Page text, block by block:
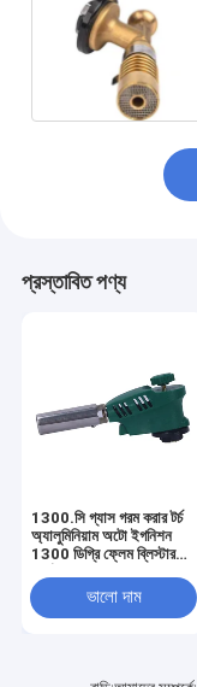
প্রস্তাবিত পণ্য
1300.সি গ্যাস গরম করার টর্চ
অ্যালুমিনিয়াম অটো ইগনিশন
1300 ডিগ্রি ফ্লেম ব্লিস্টার
ভালো দাম